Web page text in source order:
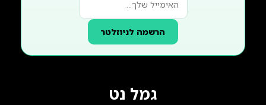
הרשמה לניוזלטר
גמל נט